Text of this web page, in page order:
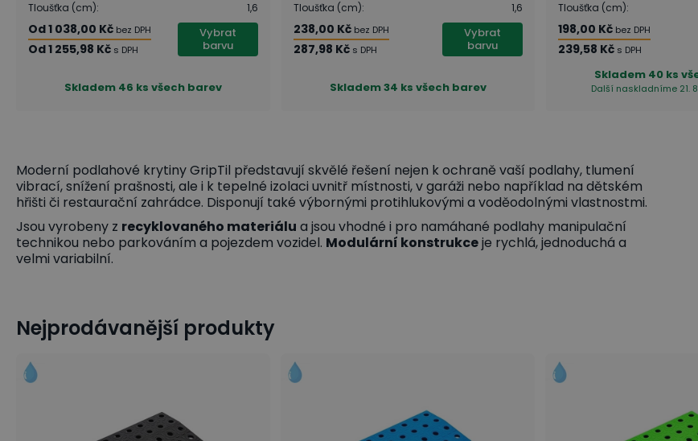
Tloušťka (cm): 1,6
Od1 038,00 Kč bez DPH
Od1 255,98 Kč s DPH
Vybrat
barvu
Skladem 46 ks všech barev
Tloušťka (cm): 1,6
238,00 Kč bez DPH
287,98 Kč s DPH
Vybrat
barvu
Skladem34 ks všech barev
Tloušťka (cm):
198,00 Kč bez DPH
239,58 Kč s DPH
Skladem 40 ks
Další naskladníme 21.
Moderní podlahové krytiny GripTil představují skvělé řešení nejen k ochraně vaší podlahy, tlumení
vibrací, snížení prašnosti, ale i k tepelné izolaci uvnitř místnosti, v garáži nebo například na dětském
hřišti či restaurační zahrádce. Disponují také výbornými protihlukovými a voděodolnými vlastnostmi.
Jsou vyrobeny z recyklovaného materiálu a jsou vhodné i pro namáhané podlahy manipulační
technikou nebo parkováním a pojezdem vozidel. Modulární konstrukceje rychlá, jednoduchá a
velmi variabilní.
Nejprodávanější produkty